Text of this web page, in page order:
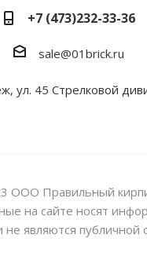
+7 (473)232-33-36
sale@01brick.ru
ул. 45 Стрелковой
ООО Правильный
на сайте носят
не являются публичной